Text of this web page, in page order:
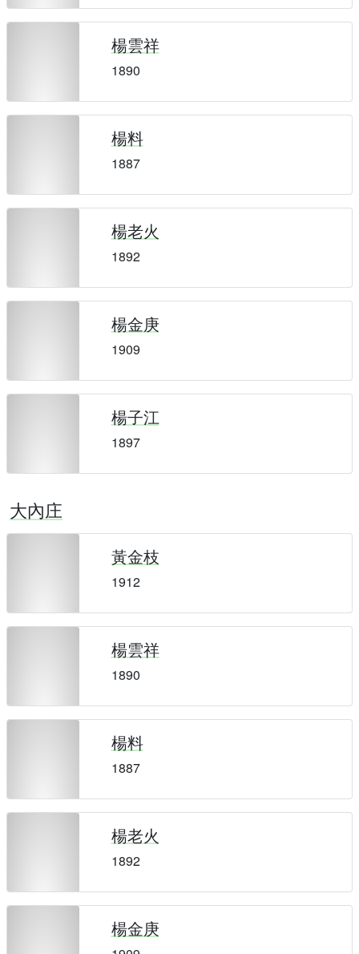
楊雲祥
1890
楊料
1887
楊老火
1892
楊金庚
1909
楊子江
1897
大內庄
黃金枝
1912
楊雲祥
1890
楊料
1887
楊老火
1892
楊金庚